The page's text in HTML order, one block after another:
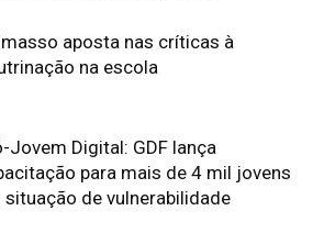
aposta nas críticas à
na escola
Jovem Digital: GDF lança
para mais de 4 mil jovens
situação de vulnerabilidade